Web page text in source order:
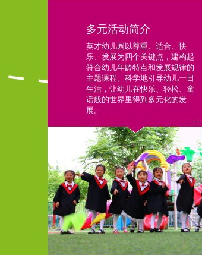
多元活动简介
英才幼儿园以尊重、适合、快
乐、发展为四个关键点，建构起
符合幼儿年龄特点和发展规律的
主题课程。科学地引导幼儿一日
生活，让幼儿在快乐、轻松、童
话般的世界里得到多元化的发
展。
.....